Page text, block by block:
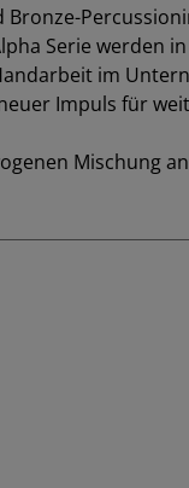
Bronze-
Serie werden
im
Impuls für
Mischung